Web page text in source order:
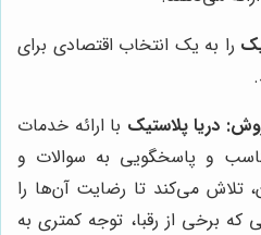
را به یک انتخاب اقتصادی برای
دریا پلاستیک با ارائه خدمات
و پاسخگویی به سوالات و
تلاش می‌کند تا رضایت آن‌ها را
برخی از رقبا، توجه کمتری به